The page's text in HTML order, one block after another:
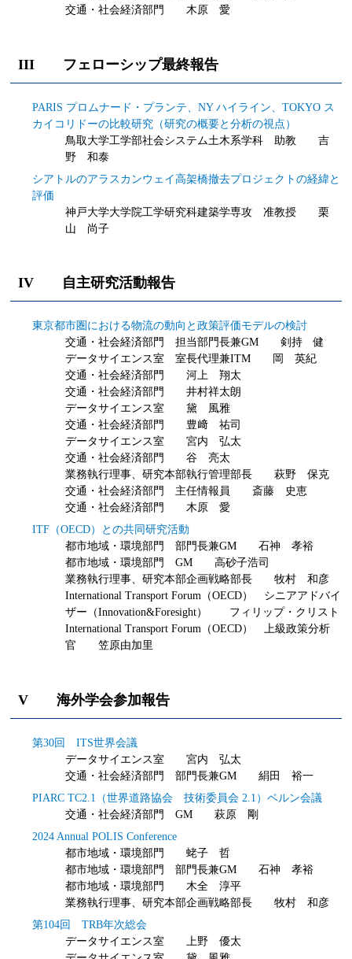
交通・社会経済部門 木原 愛
III フェローシップ最終報告
PARIS プロムナード・プランテ、NY ハイライン、TOKYO ス
カイコリドーの比較研究（研究の概要と分析の視点）
鳥取大学工学部社会システム土木系学科 助教 吉
野 和泰
シアトルのアラスカンウェイ高架橋撤去プロジェクトの経緯と
評価
神戸大学大学院工学研究科建築学専攻 准教授 栗
山 尚子
IV 自主研究活動報告
東京都市圏における物流の動向と政策評価モデルの検討
交通・社会経済部門 担当部門長兼GM 剣持 健
データサイエンス室 室長代理兼ITM 岡 英紀
交通・社会経済部門 河上 翔太
交通・社会経済部門 井村祥太朗
データサイエンス室 黛 風雅
交通・社会経済部門 豊﨑 祐司
データサイエンス室 宮内 弘太
交通・社会経済部門 谷 亮太
業務執行理事、研究本部執行管理部長 萩野 保克
交通・社会経済部門 主任情報員 斎藤 史恵
交通・社会経済部門 木原 愛
ITF（OECD）との共同研究活動
都市地域・環境部門 部門長兼GM 石神 孝裕
都市地域・環境部門 GM 高砂子浩司
業務執行理事、研究本部企画戦略部長 牧村 和彦
International Transport Forum（OECD） シニアアドバイ
ザー（Innovation&Foresight） フィリップ・クリスト
International Transport Forum（OECD） 上級政策分析
官 笠原由加里
V 海外学会参加報告
第30回 ITS世界会議
データサイエンス室 宮内 弘太
交通・社会経済部門 部門長兼GM 絹田 裕一
PIARC TC2.1（世界道路協会 技術委員会 2.1）ベルン会議
交通・社会経済部門 GM 萩原 剛
2024 Annual POLIS Conference
都市地域・環境部門 蛯子 哲
都市地域・環境部門 部門長兼GM 石神 孝裕
都市地域・環境部門 木全 淳平
業務執行理事、研究本部企画戦略部長 牧村 和彦
第104回 TRB年次総会
データサイエンス室 上野 優太